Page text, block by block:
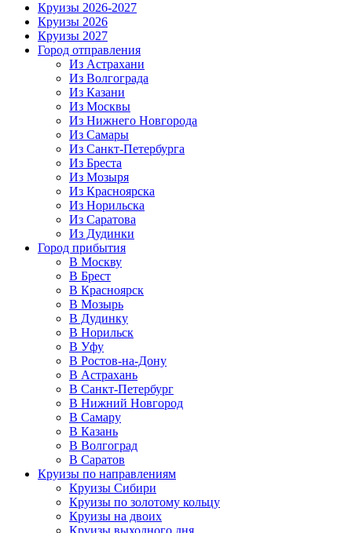
Круизы 2026-2027
Круизы 2026
Круизы 2027
Город отправления
Из Астрахани
Из Волгограда
Из Казани
Из Москвы
Из Нижнего Новгорода
Из Самары
Из Санкт-Петербурга
Из Бреста
Из Мозыря
Из Красноярска
Из Норильска
Из Саратова
Из Дудинки
Город прибытия
В Москву
В Брест
В Красноярск
В Мозырь
В Дудинку
В Норильск
В Уфу
В Ростов-на-Дону
В Астрахань
В Санкт-Петербург
В Нижний Новгород
В Самару
В Казань
В Волгоград
В Саратов
Круизы по направлениям
Круизы Сибири
Круизы по золотому кольцу
Круизы на двоих
Круизы выходного дня